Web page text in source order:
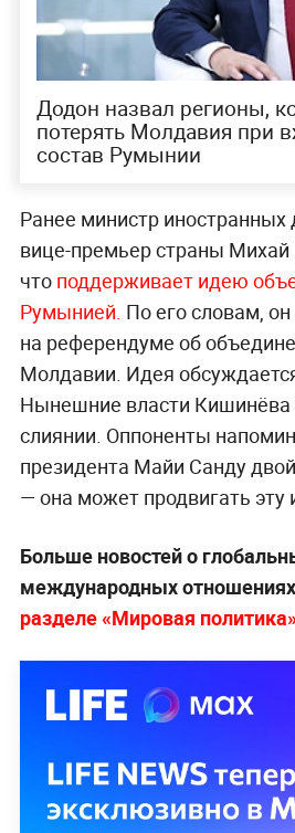
Додон назвал регионы,
потерять Молдавия при
состав Румынии
Ранее министр
вице-премьер страны
что поддерживает идею
Румынией. По его словам, он
на референдуме об
Молдавии. Идея
Нынешние власти Кишинёва
слиянии. Оппоненты
президента Майи Санду
— она может продвигать эту
Больше новостей о
международных
разделе «Мировая